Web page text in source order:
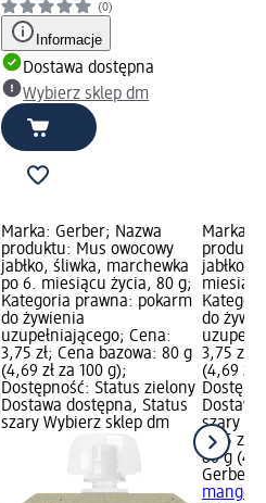
(0)
Informacje
Dostawa dostępna
Wybierz sklep dm
Marka: Gerber; Nazwa
produktu: Mus owocowy
jabłko, śliwka, marchewka
po 6. miesiącu życia, 80 g;
Kategoria prawna: pokarm
do żywienia
uzupełniającego; Cena:
3,75 zł; Cena bazowa: 80 g
(4,69 zł za 100 g);
Dostępność: Status zielony
Dostawa dostępna, Status
szary Wybierz sklep dm
Marka:
jabłko,
do
3,75 zł;
(4,69 zł
szary
3,75 zł
80 g
Gerber
mango